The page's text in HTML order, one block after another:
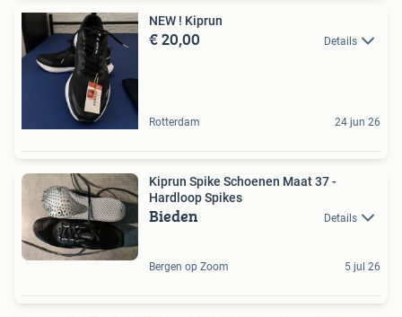
NEW ! Kiprun
€ 20,00 Details
Rotterdam 24 jun 26
Kiprun Spike Schoenen Maat 37 -
Hardloop Spikes
Bieden Details
Bergen op Zoom 5 jul 26